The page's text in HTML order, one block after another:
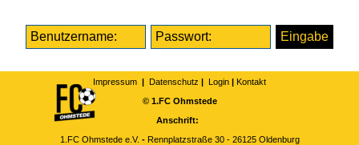
Impressum | Datenschutz | Login | Kontakt
© 1.FC Ohmstede
Anschrift:
1.FC Ohmstede e.V. - Rennplatzstraße 30 - 26125 Oldenburg